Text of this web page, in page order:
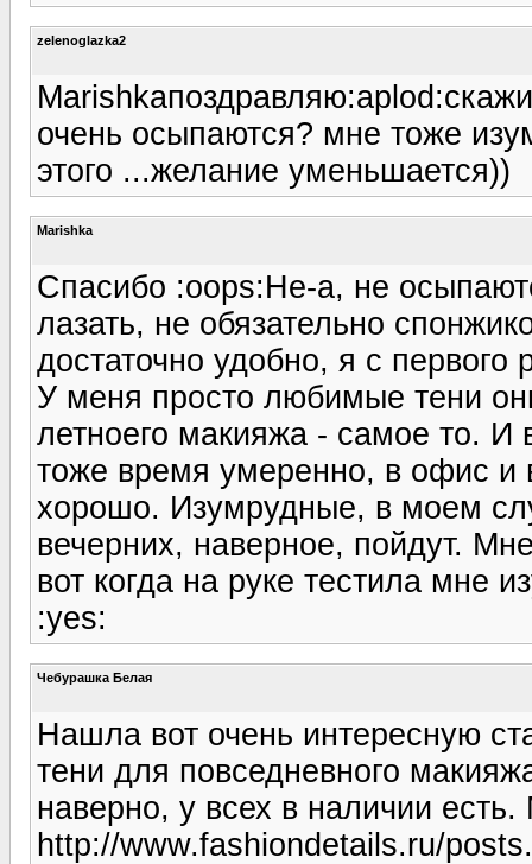
zelenoglazka2
очень осыпаются? мне тоже
этого ...желание уменьшается))
Marishka
Спасибо :oops:Не-а, не
лазать, не обязательно
достаточно удобно, я с первого
У меня просто любимые тени
летноего макияжа - самое то. И
тоже время умеренно, в офис
хорошо. Изумрудные, в моем
вечерних, наверное, пойдут.
вот когда на руке тестила мне
:yes:
Чебурашка Белая
Нашла вот очень интересную
тени для повседневного
наверно, у всех в наличии
http://www.fashiondetails.ru/